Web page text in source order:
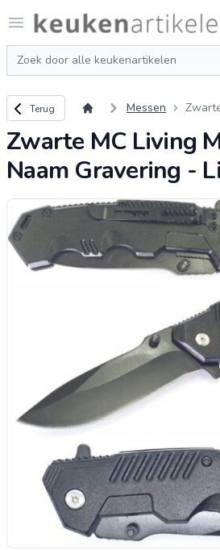
Open menu
Logo keukenartikelen.com
Zoeken
Terug naar overzicht
Terug Messen
Zwarte MC Living
Naam Gravering -